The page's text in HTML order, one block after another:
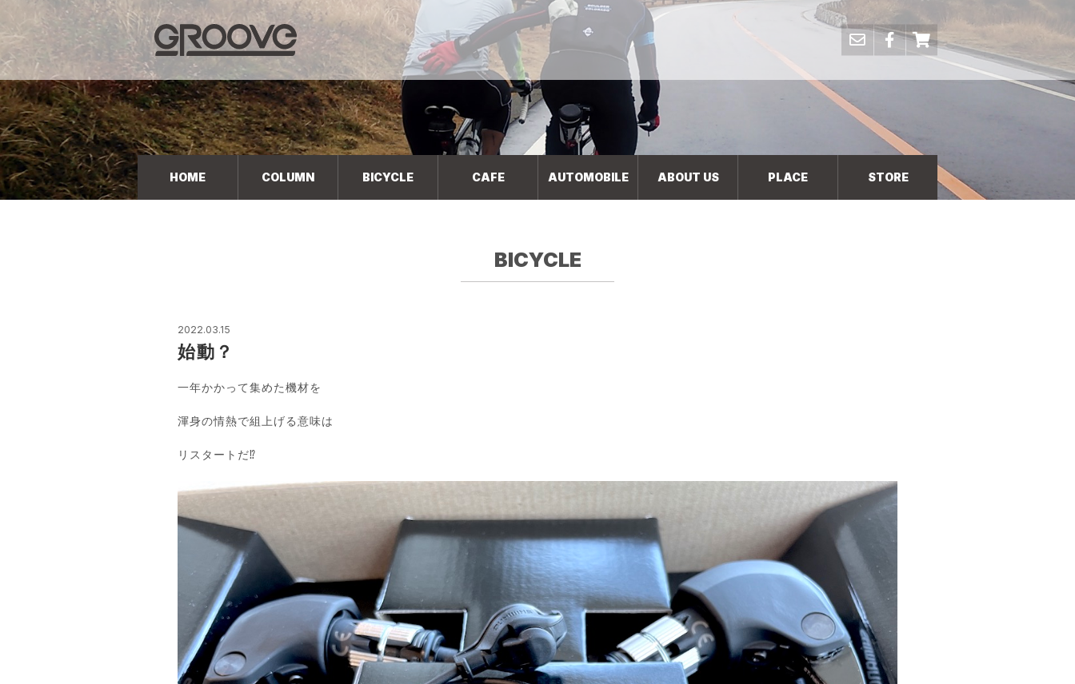
Groove 自転車 カフェ 輸入車・国産車のチューニン
グ/販売
HOME COLUMN BICYCLE CAFE AUTOMOBILE ABOUT US PLACE STORE
BICYCLE
2022.03.15
始動？
一年かかって集めた機材を
渾身の情熱で組上げる意味は
リスタートだ⁉